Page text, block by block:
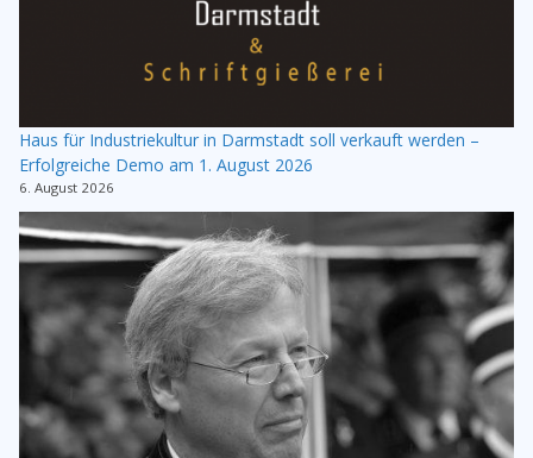
Haus für Industriekultur in Darmstadt soll verkauft werden –
Erfolgreiche Demo am 1. August 2026
6. August 2026